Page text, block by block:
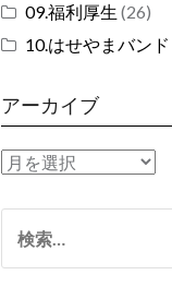
09.福利厚生 (26)
10.はせやまバンド
アーカイブ
ア
カ
ブ
索: